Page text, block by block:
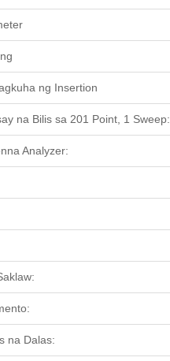
ng Insertion
na Bilis sa 201 Point, 1 Sweep:
Analyzer:
na Dalas: